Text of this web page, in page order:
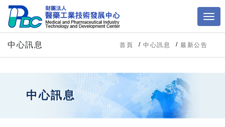
中心訊息 首頁 中心訊息 最新公告
中心訊息